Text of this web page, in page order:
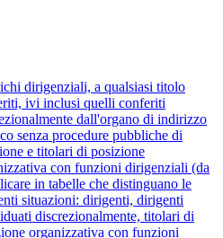
dirigenziali, a qualsiasi titolo
ivi inclusi quelli conferiti
dall'organo di indirizzo
senza procedure pubbliche di
e titolari di posizione
con funzioni dirigenziali (da
in tabelle che distinguano le
situazioni: dirigenti, dirigenti
discrezionalmente, titolari di
organizzativa con funzioni